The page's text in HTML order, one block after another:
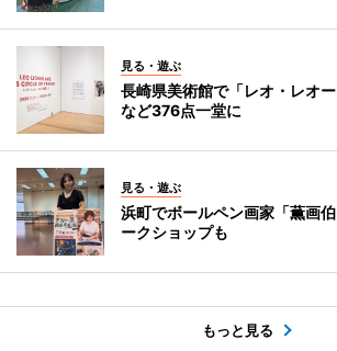
見る・遊ぶ
長崎県美術館で「レオ・レオ
など376点一堂に
見る・遊ぶ
浜町でボールペン画家「薫画
ークショップも
もっと見る